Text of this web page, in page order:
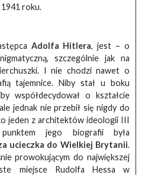
roku.
Adolfa Hitlera, jest – o
szczególnie jak na
I nie chodzi nawet o
tajemnice. Niby stał u boku
współdecydował o kształcie
jednak nie przebił się nigdy do
jeden z architektów ideologii III
punktem jego biografii była
ucieczka do Wielkiej Brytanii.
prowokującym do największej
miejsce Rudolfa Hessa w